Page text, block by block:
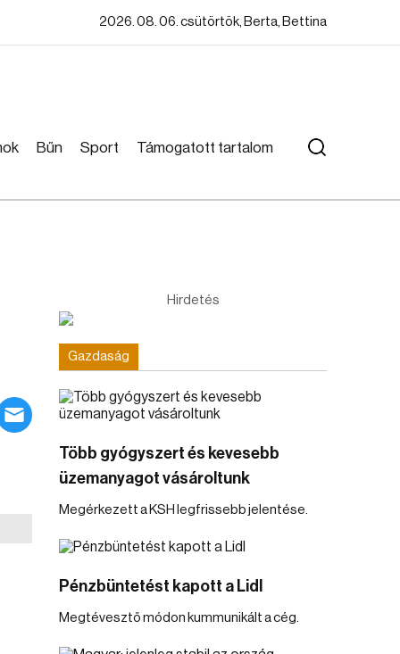
2026. 08. 06. csütörtök, Berta, Bettina
Bűn Sport Támogatott tartalom
Hirdetés
Gazdaság
Több gyógyszert és kevesebb
üzemanyagot vásároltunk
Megérkezett a KSH legfrissebb jelentése.
Pénzbüntetést kapott a Lidl
Megtévesztő módon kummunikált a cég.